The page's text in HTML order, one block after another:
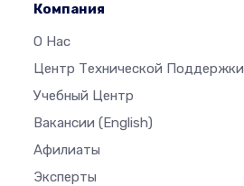
Компания
О Нас
Центр Технической Поддержки
Учебный Центр
Вакансии (English)
Афилиаты
Эксперты